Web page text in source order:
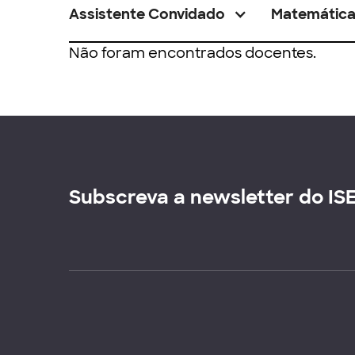
Assistente Convidado Matemática
Não foram encontrados docentes.
Subscreva a newsletter do